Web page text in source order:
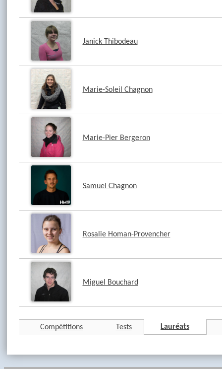
Janick Thibodeau
Marie-Soleil Chagnon
Marie-Pier Bergeron
Samuel Chagnon
Rosalie Homan-Provencher
Miguel Bouchard
Compétitions Tests Lauréats